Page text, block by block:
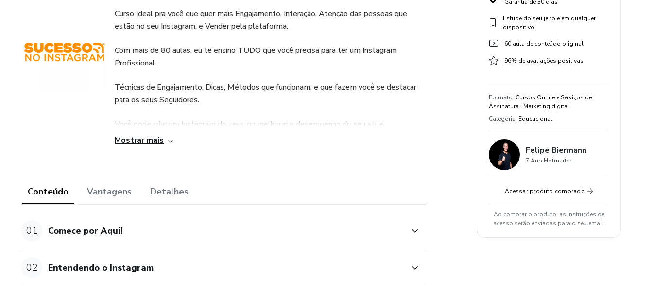
Curso Ideal pra você que quer mais Engajamento, Interação, Atenção das pessoas que
estão no seu Instagram, e Vender pela plataforma.
Com mais de 80 aulas, eu te ensino TUDO que você precisa para ter um Instagram
Profissional.
Técnicas de Engajamento, Dicas, Métodos que funcionam, e que fazem você se destacar
para os seus Seguidores.
Você pode criar um Instagram do zero, ou melhorar o desempenho do seu atual.
Bônus sobre Planejamento de Conteúdo. Além do Módulo de Criação de Conteúdo, eu te
entrego, de bônus, uma planilha de Conteúdo(mensal) pra você organizar e planejar o
Um Bônus sobre criação e edição de vídeos. Te ensino como gravar vídeos poderosos, que
Mostrar mais
Conteúdo Vantagens Detalhes
01 Comece por Aqui!
02 Entendendo o Instagram
Garantia de 30 dias
Estude do seu jeito e em qualquer
dispositivo
60 aula de conteúdo original
96% de avaliações positivas
Formato: Cursos Online e Serviços de
Assinatura . Marketing digital
Categoria: Educacional
Felipe Biermann
7 Ano Hotmarter
Acessar produto comprado
Ao comprar o produto, as instruções de
acesso serão enviadas para o seu email.